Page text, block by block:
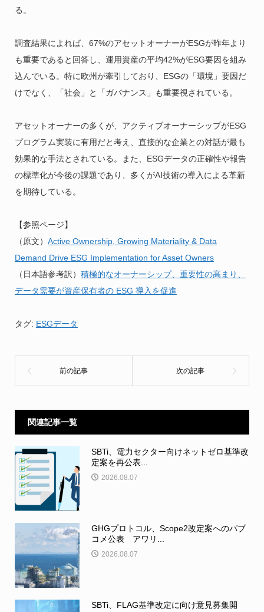
る。
調査結果によれば、67%のアセットオーナーがESGが昨年より
も重要であると回答し、運用資産の平均42%がESG要因を組み
込んでいる。特に欧州が牽引しており、ESGの「環境」要因だ
けでなく、「社会」と「ガバナンス」も重要視されている。
アセットオーナーの多くが、アクティブオーナーシップがESG
プログラム実装に有用だと考え、直接的な企業との対話が最も
効果的な手法とされている。また、ESGデータの正確性や報告
の標準化が今後の課題であり、多くがAI技術の導入による革新
を期待している。
【参照ページ】
（原文） Active Ownership, Growing Materiality & Data
Demand Drive ESG Implementation for Asset Owners
（日本語参考訳） 積極的なオーナーシップ、重要性の高まり、
データ需要が資産保有者の ESG 導入を促進
タグ: ESGデータ
関連記事一覧
SBTi、電力セクター向けネットゼロ基準改
定案を再公表...
2026.08.07
GHGプロトコル、Scope2改定案へのパブ
コメ公表 アワリ...
2026.08.07
SBTi、FLAG基準改定に向け意見募集開